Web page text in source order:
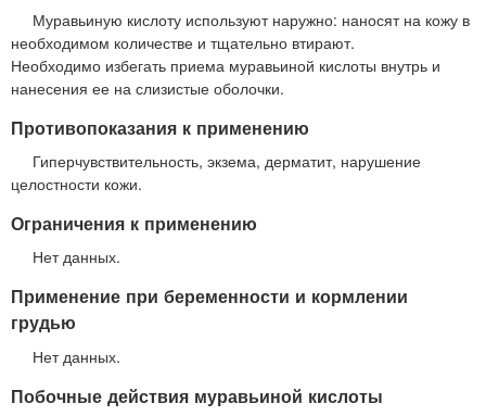
Муравьиную кислоту используют наружно: наносят на кожу в
необходимом количестве и тщательно втирают.
Необходимо избегать приема муравьиной кислоты внутрь и
нанесения ее на слизистые оболочки.
Противопоказания к применению
Гиперчувствительность, экзема, дерматит, нарушение
целостности кожи.
Ограничения к применению
Нет данных.
Применение при беременности и кормлении
грудью
Нет данных.
Побочные действия муравьиной кислоты